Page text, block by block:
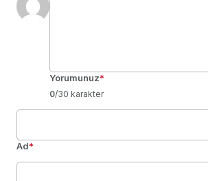
Yorumunuz*
0/30 karakter
Ad*